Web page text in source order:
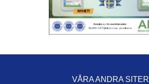
VÅRA ANDRA SITER